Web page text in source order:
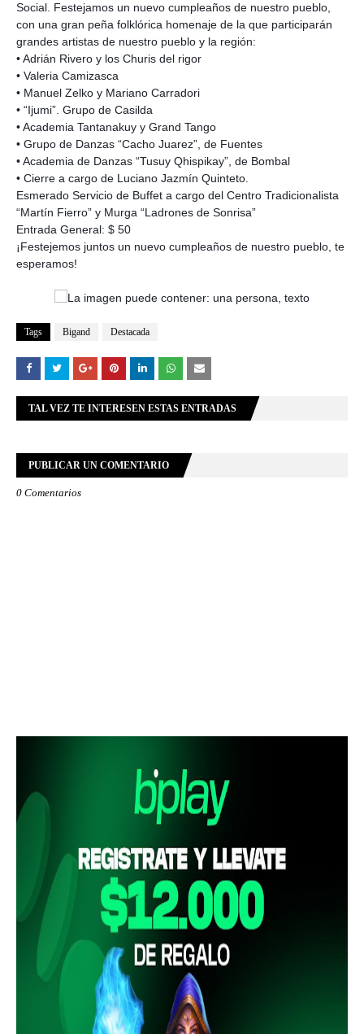
Social. Festejamos un nuevo cumpleaños de nuestro pueblo,
con una gran peña folklórica homenaje de la que participarán
grandes artistas de nuestro pueblo y la región:
• Adrián Rivero y los Churis del rigor
• Valeria Camizasca
• Manuel Zelko y Mariano Carradori
• “Ijumi”. Grupo de Casilda
• Academia Tantanakuy y Grand Tango
• Grupo de Danzas “Cacho Juarez”, de Fuentes
• Academia de Danzas “Tusuy Qhispikay”, de Bombal
• Cierre a cargo de Luciano Jazmín Quinteto.
Esmerado Servicio de Buffet a cargo del Centro Tradicionalista
“Martín Fierro” y Murga “Ladrones de Sonrisa”
Entrada General: $ 50
¡Festejemos juntos un nuevo cumpleaños de nuestro pueblo, te
esperamos!
Tags Bigand Destacada
TAL VEZ TE INTERESEN ESTAS ENTRADAS
PUBLICAR UN COMENTARIO
0 Comentarios